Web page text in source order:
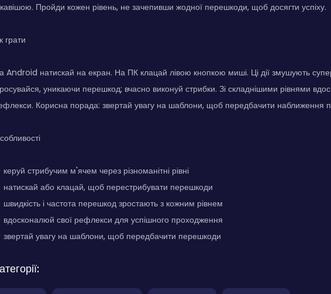
Пройди кожен рівень, не зачепивши жодної перешкоди, щоб досягти успіху.
грати
Android натискай на екран. На ПК клацай лівою кнопкою миші. Ці дії змушують
уникаючи перешкод; вчасно виконуй стрибки. Зі складнішими рівнями
Корисна порада: звертай увагу на шаблони, щоб передбачити наближення
стрибучим м'ячем через різноманітні рівні
або клацай, щоб перестрибувати перешкоди
і частота перешкод зростають з кожним рівнем
свої рефлекси для успішного проходження
увагу на шаблони, щоб передбачити перешкоди